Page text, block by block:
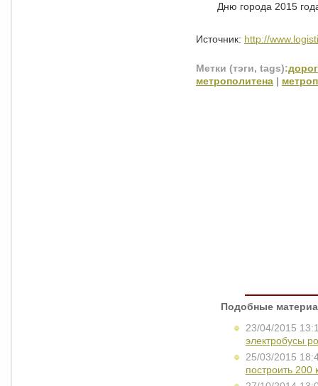
Дню города 2015
Источник: http://
Метки (тэги, tags):
метрополитена |
Подобные
23/04/2015
электробусы
25/03/2015
построить 200